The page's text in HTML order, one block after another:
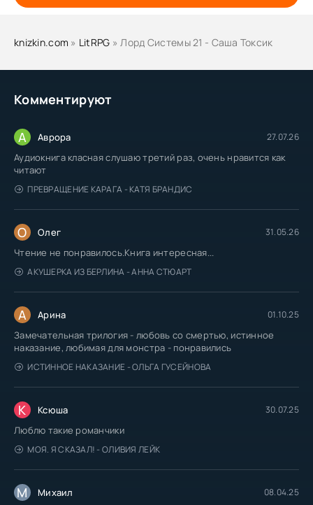
Комментируют
А Аврора 27.07.26
Аудиокнига класная слушаю третий раз, очень нравится как
читают
ПРЕВРАЩЕНИЕ КАРАГА - КАТЯ БРАНДИС
О Олег 31.05.26
Чтение не понравилось.Книга интересная...
АКУШЕРКА ИЗ БЕРЛИНА - АННА СТЮАРТ
А Арина 01.10.25
Замечательная трилогия - любовь со смертью, истинное
наказание, любимая для монстра - понравились
ИСТИННОЕ НАКАЗАНИЕ - ОЛЬГА ГУСЕЙНОВА
К Ксюша 30.07.25
Люблю такие романчики
МОЯ. Я СКАЗАЛ! - ОЛИВИЯ ЛЕЙК
М Михаил 08.04.25
knizkin.com » LitRPG » Лорд Системы 21 - Саша Токсик